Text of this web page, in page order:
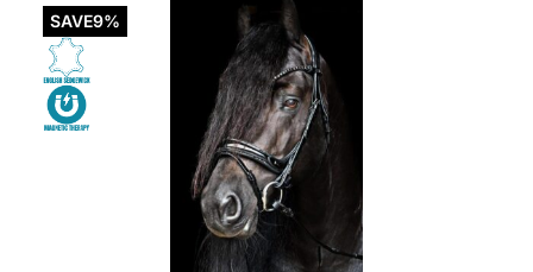
SAVE9%
vare
har
flere
varianter.
Mulighederne
kan